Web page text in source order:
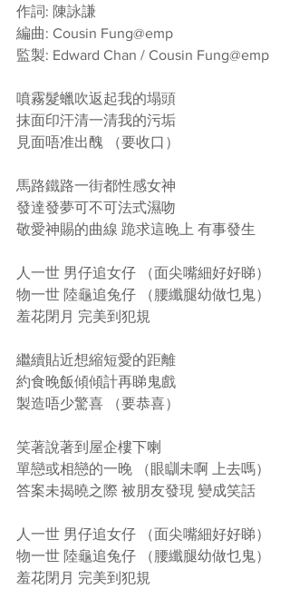
作詞: 陳詠謙
編曲: Cousin Fung@emp
監製: Edward Chan / Cousin Fung@emp
噴霧髮蠟吹返起我的塌頭
抹面印汗清一清我的污垢
見面唔准出醜 （要收口）
馬路鐵路一街都性感女神
發達發夢可不可法式濕吻
敬愛神賜的曲線 跪求這晚上 有事發生
人一世 男仔追女仔 （面尖嘴細好好睇）
物一世 陸龜追兔仔 （腰纖腿幼做乜鬼）
羞花閉月 完美到犯規
繼續貼近想縮短愛的距離
約食晚飯傾傾計再睇鬼戲
製造唔少驚喜 （要恭喜）
笑著說著到屋企樓下喇
單戀或相戀的一晚 （眼瞓未啊 上去嗎）
答案未揭曉之際 被朋友發現 變成笑話
人一世 男仔追女仔 （面尖嘴細好好睇）
物一世 陸龜追兔仔 （腰纖腿幼做乜鬼）
羞花閉月 完美到犯規